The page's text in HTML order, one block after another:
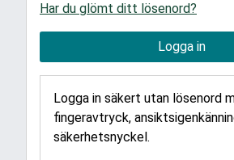
Har du glömt ditt lösenord?
Logga in
Logga in säkert utan lösenord
fingeravtryck,
säkerhetsnyckel.